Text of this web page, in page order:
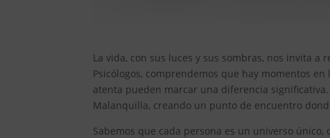
La vida, con sus luces y sus sombras, nos invita
Psicólogos, comprendemos que hay momentos
atenta pueden marcar una diferencia
Malanquilla, creando un punto de encuentro
Sabemos que cada persona es un universo